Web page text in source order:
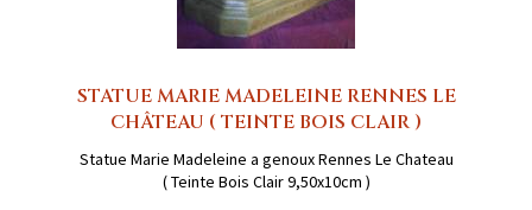
STATUE MARIE MADELEINE RENNES LE
CHÂTEAU ( TEINTE BOIS CLAIR )
Statue Marie Madeleine a genoux Rennes Le Chateau
( Teinte Bois Clair 9,50x10cm )